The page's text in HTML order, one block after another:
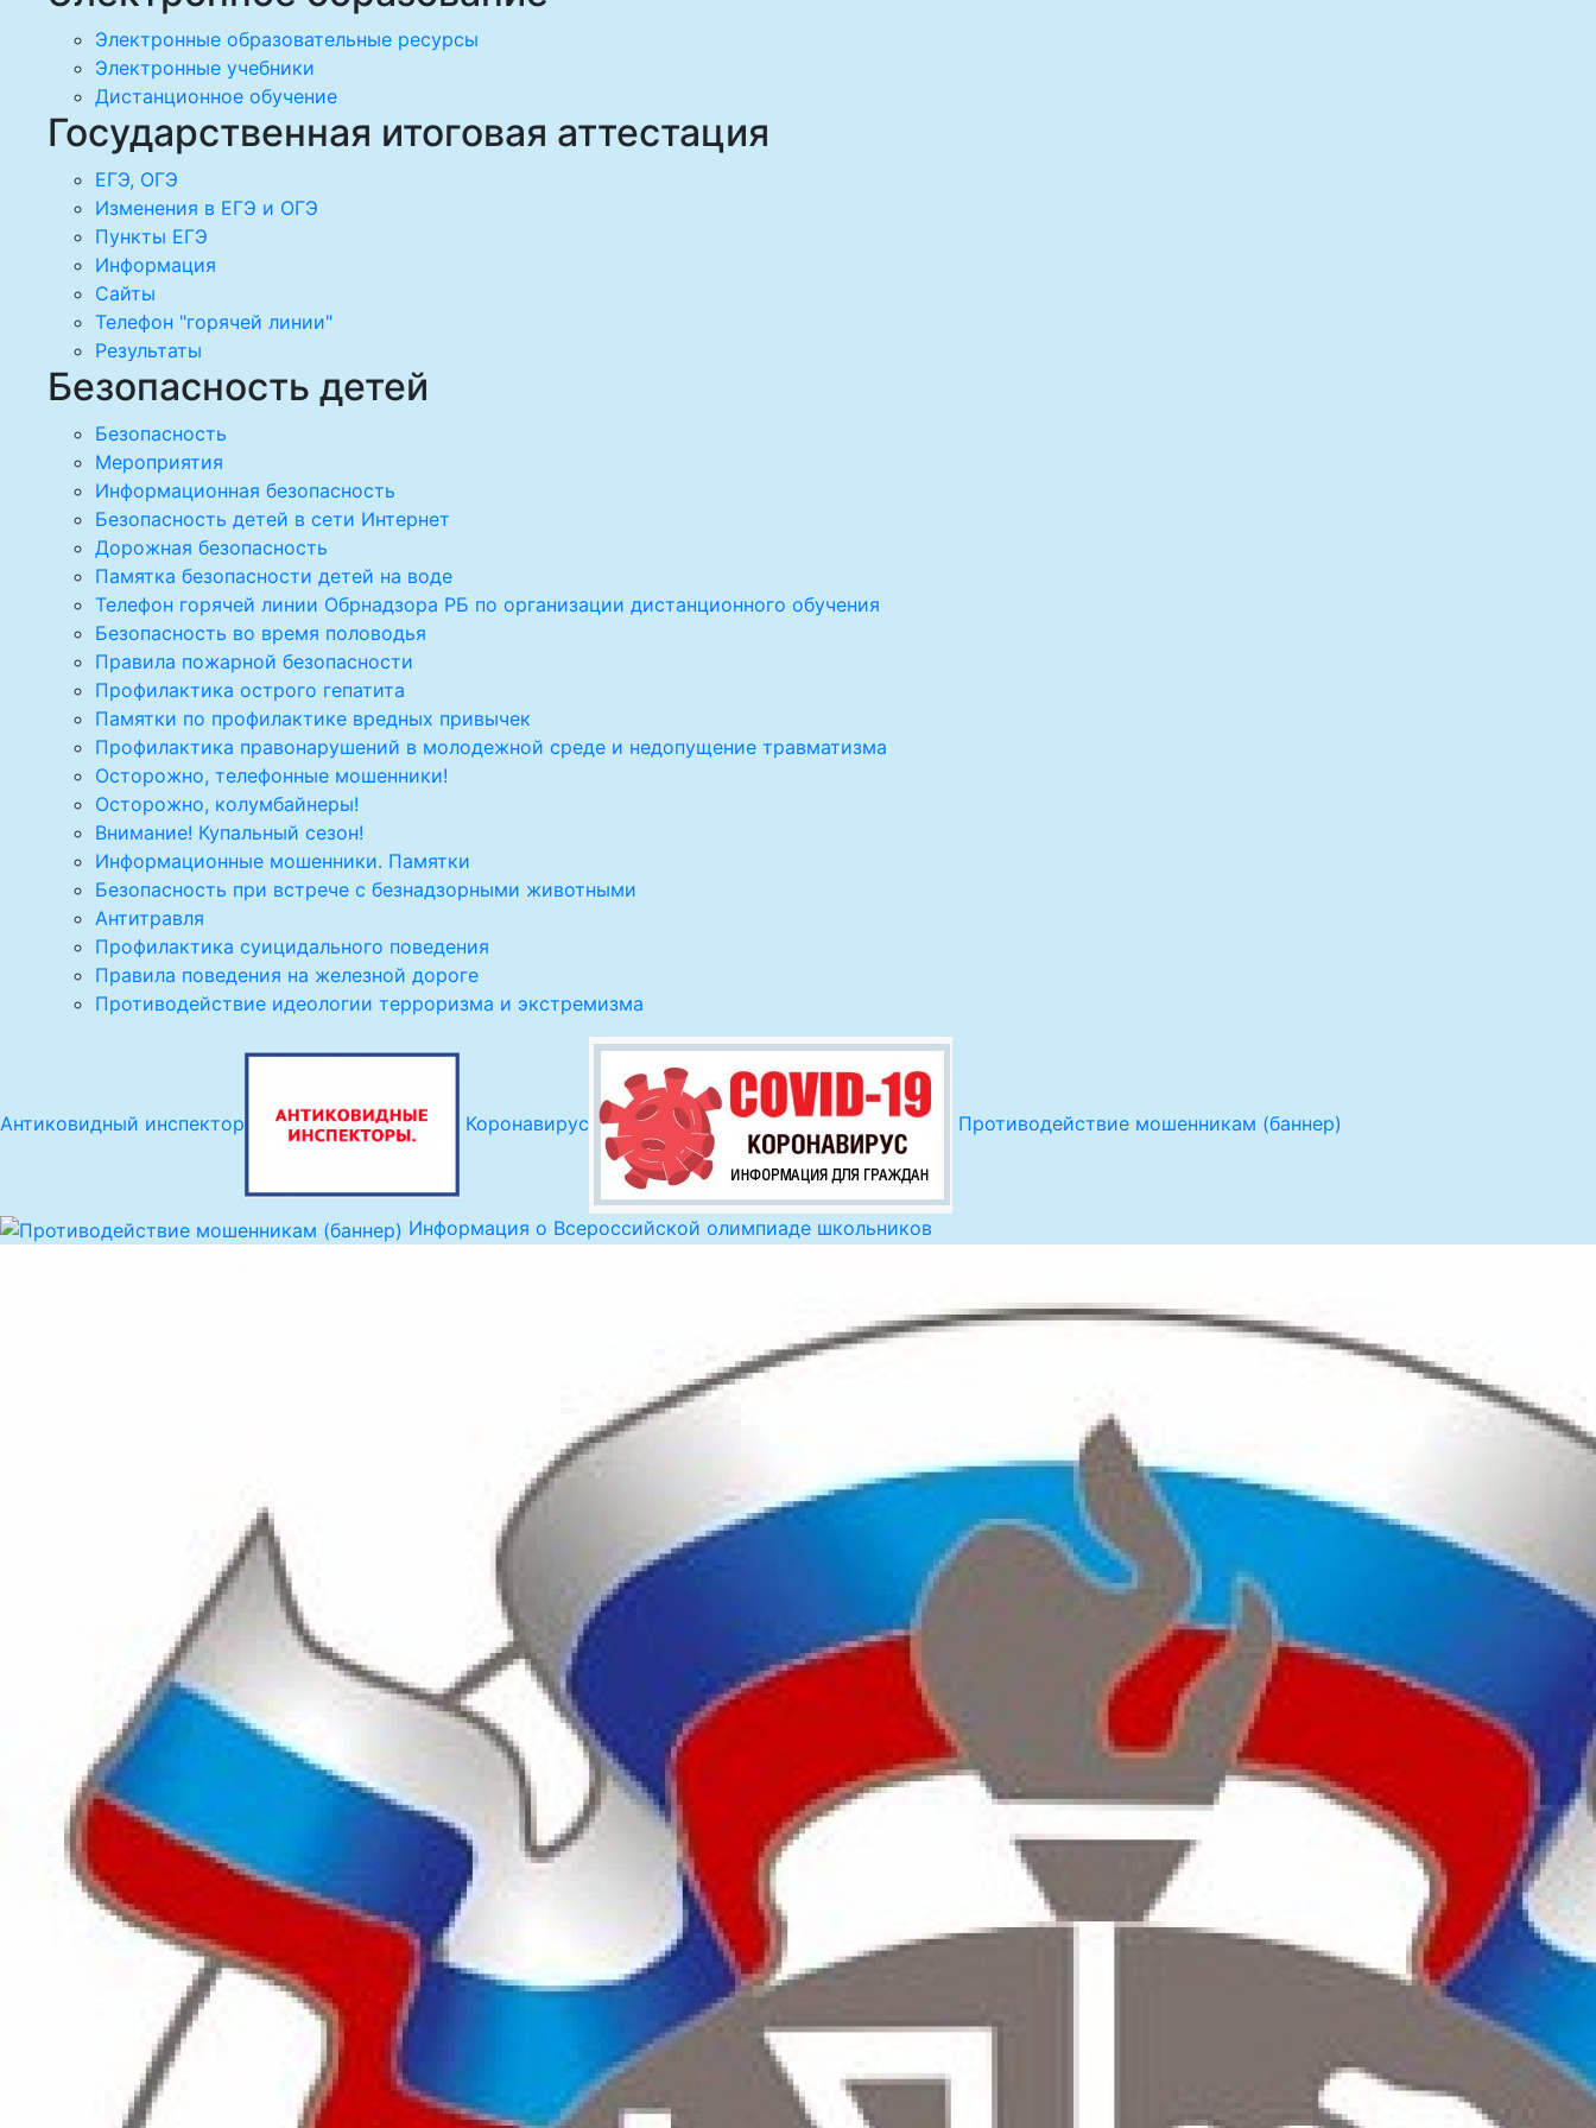
Электронные образовательные ресурсы
Электронные учебники
Дистанционное обучение
Государственная итоговая аттестация
ЕГЭ, ОГЭ
Изменения в ЕГЭ и ОГЭ
Пункты ЕГЭ
Информация
Сайты
Телефон "горячей линии"
Результаты
Безопасность детей
Безопасность
Мероприятия
Информационная безопасность
Безопасность детей в сети Интернет
Дорожная безопасность
Памятка безопасности детей на воде
Телефон горячей линии Обрнадзора РБ по организации дистанционного обучения
Безопасность во время половодья
Правила пожарной безопасности
Профилактика острого гепатита
Памятки по профилактике вредных привычек
Профилактика правонарушений в молодежной среде и недопущение травматизма
Осторожно, телефонные мошенники!
Осторожно, колумбайнеры!
Внимание! Купальный сезон!
Информационные мошенники. Памятки
Безопасность при встрече с безнадзорными животными
Антитравля
Профилактика суицидального поведения
Правила поведения на железной дороге
Противодействие идеологии терроризма и экстремизма
Антиковидный инспектор Коронавирус Противодействие мошенникам (баннер)
Информация о Всероссийской олимпиаде школьников